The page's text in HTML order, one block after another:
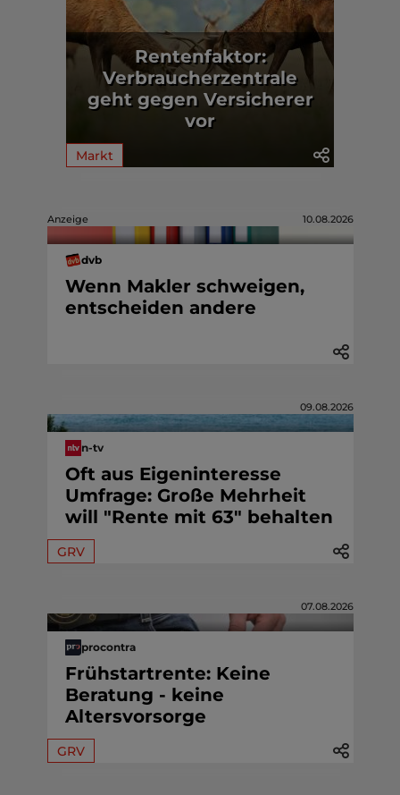
Rentenfaktor:
Verbraucherzentrale
geht gegen Versicherer
vor
Markt
Anzeige 10.08.2026
dvb
Wenn Makler schweigen,
entscheiden andere
09.08.2026
n-tv
Oft aus Eigeninteresse
Umfrage: Große Mehrheit
will "Rente mit 63" behalten
GRV
07.08.2026
procontra
Frühstartrente: Keine
Beratung - keine
Altersvorsorge
GRV